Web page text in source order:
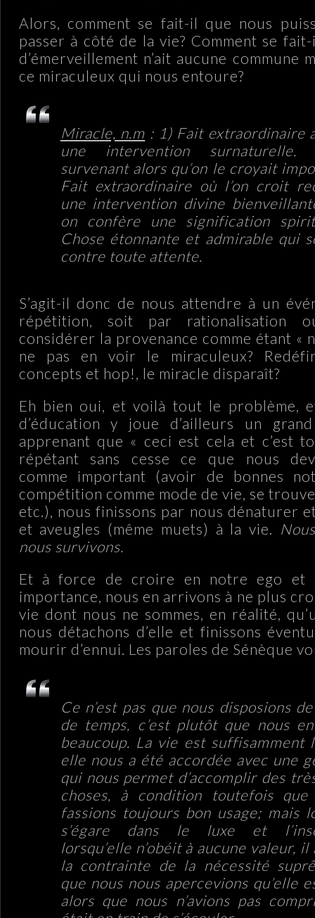
Alors, comment se fait-il que nous
passer à côté de la vie? Comment se
d’émerveillement n’ait aucune commune
ce miraculeux qui nous entoure?
Miracle, n.m : 1) Fait extraordinaire
une intervention
survenant alors qu’on le croyait
Fait extraordinaire où l’on croit
une intervention divine
on confère une signification
Chose étonnante et admirable qui
contre toute attente.
S’agit-il donc de nous attendre à un
répétition, soit par rationalisation
considérer la provenance comme étant «
ne pas en voir le miraculeux?
concepts et hop!, le miracle disparaît?
Eh bien oui, et voilà tout le problème,
d’éducation y joue d’ailleurs un
apprenant que « ceci est cela et c’est
répétant sans cesse ce que nous
comme important (avoir de bonnes
compétition comme mode de vie, se
etc.), nous finissons par nous dénaturer
et aveugles (même muets) à la vie.
nous survivons.
Et à force de croire en notre ego et
importance, nous en arrivons à ne plus
vie dont nous ne sommes, en réalité,
nous détachons d’elle et finissons
mourir d’ennui. Les paroles de Sénèque
Ce n’est pas que nous disposions
de temps, c’est plutôt que nous
beaucoup. La vie est suffisamment
elle nous a été accordée avec une
qui nous permet d’accomplir des
choses, à condition toutefois
fassions toujours bon usage; mais
s’égare dans le luxe et
lorsqu’elle n’obéit à aucune valeur,
la contrainte de la nécessité
que nous nous apercevions qu’elle
alors que nous n’avions pas